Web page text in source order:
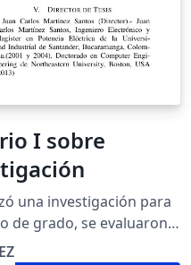
I sobre
una investigación para
de grado, se evaluaron
identifica una